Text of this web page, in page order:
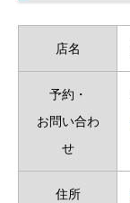
店名
予約・
お問い合わ
せ
住所